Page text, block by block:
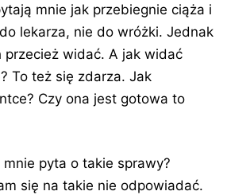
mnie jak przebiegnie ciąża i
lekarza, nie do wróżki. Jednak
widać. A jak widać
To też się zdarza. Jak
Czy ona jest gotowa to
pyta o takie sprawy?
się na takie nie odpowiadać.